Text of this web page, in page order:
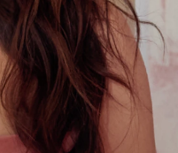
預計送達日期 08/08/2026
預計送達日期08/08/2026
預計送達日期 11/08/2026